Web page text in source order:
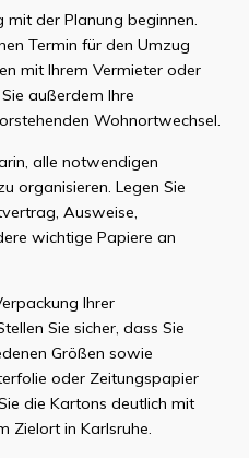
mit der Planung beginnen.
Termin für den Umzug
mit Ihrem Vermieter oder
außerdem Ihre
Wohnortwechsel.
alle notwendigen
organisieren. Legen Sie
Ausweise,
wichtige Papiere an
Ihrer
Sie sicher, dass Sie
Größen sowie
oder Zeitungspapier
die Kartons deutlich mit
Zielort in Karlsruhe.